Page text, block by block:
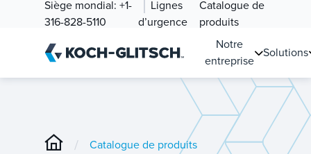
Siège mondial: +1-
316-828-5110
Lignes
d’urgence
Catalogue de
produits
Notre
entreprise
Solutions
/ Catalogue de produits